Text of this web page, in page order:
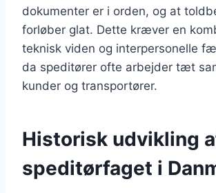
dokumenter er i orden, og at
forløber glat. Dette kræver en
teknisk viden og interpersonelle
da speditører ofte arbejder tæt
kunder og transportører.
Historisk udvikling
speditørfaget i